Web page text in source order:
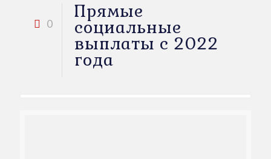
0
Прямые
социальные
выплаты с 2022
года